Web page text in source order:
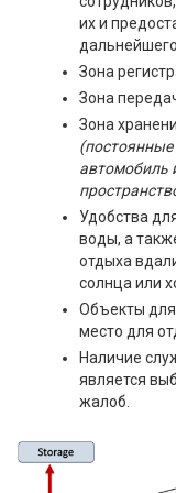
их и
Зона
Зона
Зона
(постоянные
автомобиль
Удобства
воды, а
отдыха
солнца или
Объекты для
место для
Наличие
является
жалоб.